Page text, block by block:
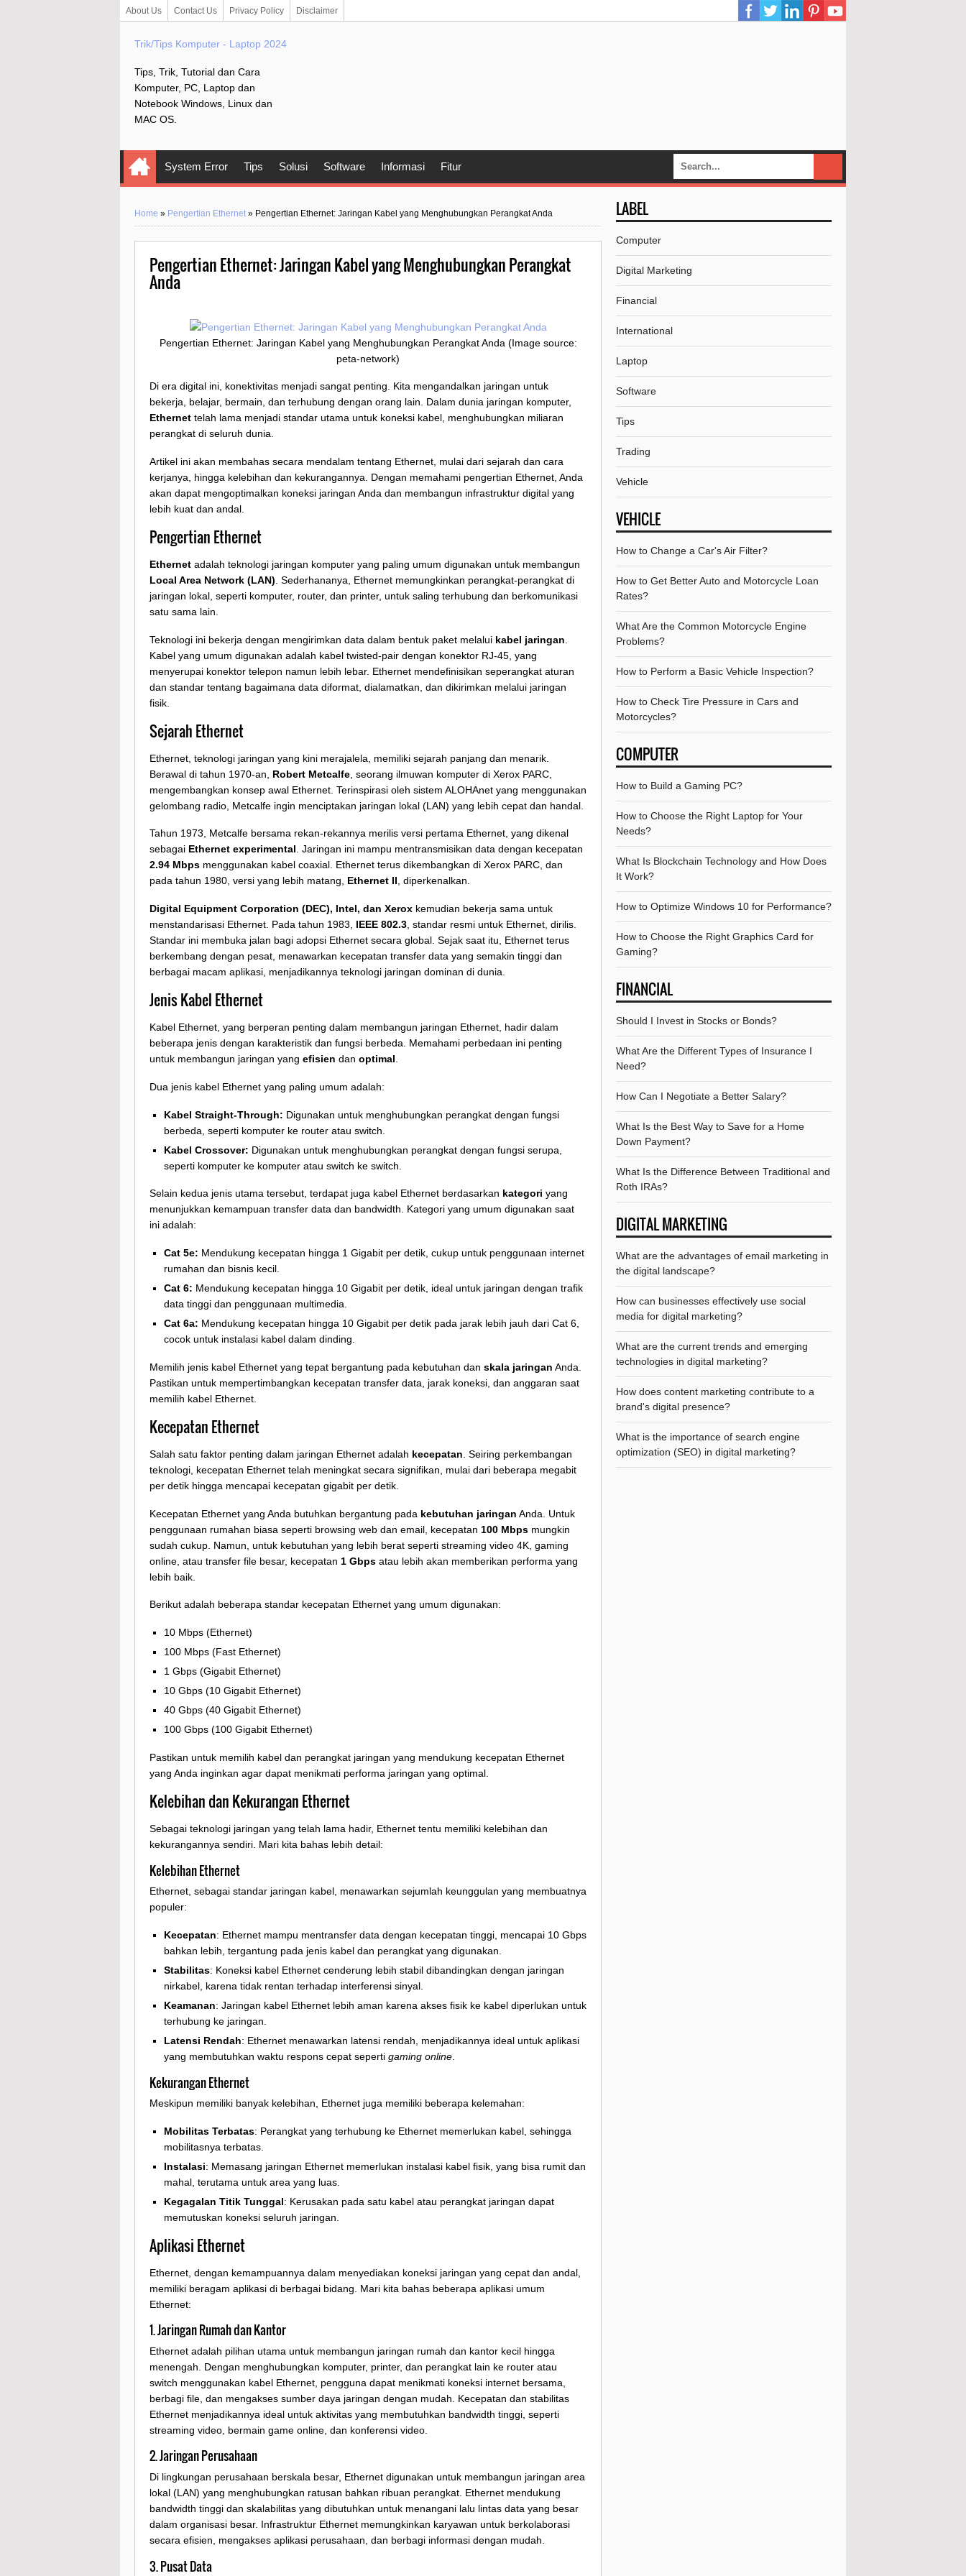
About Us Contact Us Privacy Policy Disclaimer
Trik/Tips Komputer - Laptop 2024
Tips, Trik, Tutorial dan Cara
Komputer, PC, Laptop dan
Notebook Windows, Linux dan
MAC OS.
System Error Tips Solusi Software Informasi Fitur
Home » Pengertian Ethernet » Pengertian Ethernet: Jaringan Kabel yang Menghubungkan Perangkat Anda
Pengertian Ethernet: Jaringan Kabel yang Menghubungkan Perangkat
Anda
Pengertian Ethernet: Jaringan Kabel yang Menghubungkan Perangkat Anda (Image source:
peta-network)
Di era digital ini, konektivitas menjadi sangat penting. Kita mengandalkan jaringan untuk
bekerja, belajar, bermain, dan terhubung dengan orang lain. Dalam dunia jaringan komputer,
Ethernet telah lama menjadi standar utama untuk koneksi kabel, menghubungkan miliaran
perangkat di seluruh dunia.
Artikel ini akan membahas secara mendalam tentang Ethernet, mulai dari sejarah dan cara
kerjanya, hingga kelebihan dan kekurangannya. Dengan memahami pengertian Ethernet, Anda
akan dapat mengoptimalkan koneksi jaringan Anda dan membangun infrastruktur digital yang
lebih kuat dan andal.
Pengertian Ethernet
Ethernet adalah teknologi jaringan komputer yang paling umum digunakan untuk membangun
Local Area Network (LAN) . Sederhananya, Ethernet memungkinkan perangkat-perangkat di
jaringan lokal, seperti komputer, router, dan printer, untuk saling terhubung dan berkomunikasi
satu sama lain.
Teknologi ini bekerja dengan mengirimkan data dalam bentuk paket melalui kabel jaringan
Kabel yang umum digunakan adalah kabel twisted-pair dengan konektor RJ-45, yang
menyerupai konektor telepon namun lebih lebar. Ethernet mendefinisikan seperangkat aturan
dan standar tentang bagaimana data diformat, dialamatkan, dan dikirimkan melalui jaringan
fisik.
Sejarah Ethernet
Ethernet, teknologi jaringan yang kini merajalela, memiliki sejarah panjang dan menarik.
Berawal di tahun 1970-an, Robert Metcalfe , seorang ilmuwan komputer di Xerox PARC,
mengembangkan konsep awal Ethernet. Terinspirasi oleh sistem ALOHAnet yang menggunakan
gelombang radio, Metcalfe ingin menciptakan jaringan lokal (LAN) yang lebih cepat dan handal.
Tahun 1973, Metcalfe bersama rekan-rekannya merilis versi pertama Ethernet, yang dikenal
sebagai Ethernet experimental. Jaringan ini mampu mentransmisikan data dengan kecepatan
2.94 Mbps menggunakan kabel coaxial. Ethernet terus dikembangkan di Xerox PARC, dan
pada tahun 1980, versi yang lebih matang, Ethernet II, diperkenalkan.
Digital Equipment Corporation (DEC), Intel, dan Xerox kemudian bekerja sama untuk
menstandarisasi Ethernet. Pada tahun 1983, IEEE 802.3 , standar resmi untuk Ethernet, dirilis.
Standar ini membuka jalan bagi adopsi Ethernet secara global. Sejak saat itu, Ethernet terus
berkembang dengan pesat, menawarkan kecepatan transfer data yang semakin tinggi dan
berbagai macam aplikasi, menjadikannya teknologi jaringan dominan di dunia.
Jenis Kabel Ethernet
Kabel Ethernet, yang berperan penting dalam membangun jaringan Ethernet, hadir dalam
beberapa jenis dengan karakteristik dan fungsi berbeda. Memahami perbedaan ini penting
untuk membangun jaringan yang efisien dan optimal
Dua jenis kabel Ethernet yang paling umum adalah:
Kabel Straight-Through: Digunakan untuk menghubungkan perangkat dengan fungsi
berbeda, seperti komputer ke router atau switch.
Kabel Crossover: Digunakan untuk menghubungkan perangkat dengan fungsi serupa,
seperti komputer ke komputer atau switch ke switch.
Selain kedua jenis utama tersebut, terdapat juga kabel Ethernet berdasarkan kategori yang
menunjukkan kemampuan transfer data dan bandwidth. Kategori yang umum digunakan saat
ini adalah:
Cat 5e: Mendukung kecepatan hingga 1 Gigabit per detik, cukup untuk penggunaan internet
rumahan dan bisnis kecil.
Cat 6: Mendukung kecepatan hingga 10 Gigabit per detik, ideal untuk jaringan dengan trafik
data tinggi dan penggunaan multimedia.
Cat 6a: Mendukung kecepatan hingga 10 Gigabit per detik pada jarak lebih jauh dari Cat 6,
cocok untuk instalasi kabel dalam dinding.
Memilih jenis kabel Ethernet yang tepat bergantung pada kebutuhan dan skala jaringan Anda.
Pastikan untuk mempertimbangkan kecepatan transfer data, jarak koneksi, dan anggaran saat
memilih kabel Ethernet.
Kecepatan Ethernet
Salah satu faktor penting dalam jaringan Ethernet adalah kecepatan . Seiring perkembangan
teknologi, kecepatan Ethernet telah meningkat secara signifikan, mulai dari beberapa megabit
per detik hingga mencapai kecepatan gigabit per detik.
Kecepatan Ethernet yang Anda butuhkan bergantung pada kebutuhan jaringan Anda. Untuk
penggunaan rumahan biasa seperti browsing web dan email, kecepatan 100 Mbps mungkin
sudah cukup. Namun, untuk kebutuhan yang lebih berat seperti streaming video 4K, gaming
online, atau transfer file besar, kecepatan 1 Gbps atau lebih akan memberikan performa yang
lebih baik.
Berikut adalah beberapa standar kecepatan Ethernet yang umum digunakan:
10 Mbps (Ethernet)
100 Mbps (Fast Ethernet)
1 Gbps (Gigabit Ethernet)
10 Gbps (10 Gigabit Ethernet)
40 Gbps (40 Gigabit Ethernet)
100 Gbps (100 Gigabit Ethernet)
Pastikan untuk memilih kabel dan perangkat jaringan yang mendukung kecepatan Ethernet
yang Anda inginkan agar dapat menikmati performa jaringan yang optimal.
Kelebihan dan Kekurangan Ethernet
Sebagai teknologi jaringan yang telah lama hadir, Ethernet tentu memiliki kelebihan dan
kekurangannya sendiri. Mari kita bahas lebih detail:
Kelebihan Ethernet
Ethernet, sebagai standar jaringan kabel, menawarkan sejumlah keunggulan yang membuatnya
populer:
Kecepatan: Ethernet mampu mentransfer data dengan kecepatan tinggi, mencapai 10 Gbps
bahkan lebih, tergantung pada jenis kabel dan perangkat yang digunakan.
Stabilitas: Koneksi kabel Ethernet cenderung lebih stabil dibandingkan dengan jaringan
nirkabel, karena tidak rentan terhadap interferensi sinyal.
Keamanan: Jaringan kabel Ethernet lebih aman karena akses fisik ke kabel diperlukan untuk
terhubung ke jaringan.
Latensi Rendah: Ethernet menawarkan latensi rendah, menjadikannya ideal untuk aplikasi
yang membutuhkan waktu respons cepat seperti gaming online
Kekurangan Ethernet
Meskipun memiliki banyak kelebihan, Ethernet juga memiliki beberapa kelemahan:
Mobilitas Terbatas: Perangkat yang terhubung ke Ethernet memerlukan kabel, sehingga
mobilitasnya terbatas.
Instalasi: Memasang jaringan Ethernet memerlukan instalasi kabel fisik, yang bisa rumit dan
mahal, terutama untuk area yang luas.
Kegagalan Titik Tunggal: Kerusakan pada satu kabel atau perangkat jaringan dapat
memutuskan koneksi seluruh jaringan.
Aplikasi Ethernet
Ethernet, dengan kemampuannya dalam menyediakan koneksi jaringan yang cepat dan andal,
memiliki beragam aplikasi di berbagai bidang. Mari kita bahas beberapa aplikasi umum
Ethernet:
1. Jaringan Rumah dan Kantor
Ethernet adalah pilihan utama untuk membangun jaringan rumah dan kantor kecil hingga
menengah. Dengan menghubungkan komputer, printer, dan perangkat lain ke router atau
switch menggunakan kabel Ethernet, pengguna dapat menikmati koneksi internet bersama,
berbagi file, dan mengakses sumber daya jaringan dengan mudah. Kecepatan dan stabilitas
Ethernet menjadikannya ideal untuk aktivitas yang membutuhkan bandwidth tinggi, seperti
streaming video, bermain game online, dan konferensi video.
2. Jaringan Perusahaan
Di lingkungan perusahaan berskala besar, Ethernet digunakan untuk membangun jaringan area
lokal (LAN) yang menghubungkan ratusan bahkan ribuan perangkat. Ethernet mendukung
bandwidth tinggi dan skalabilitas yang dibutuhkan untuk menangani lalu lintas data yang besar
dalam organisasi besar. Infrastruktur Ethernet memungkinkan karyawan untuk berkolaborasi
secara efisien, mengakses aplikasi perusahaan, dan berbagi informasi dengan mudah.
3. Pusat Data
LABEL
Computer
Digital Marketing
Financial
International
Laptop
Software
Tips
Trading
Vehicle
VEHICLE
How to Change a Car's Air Filter?
How to Get Better Auto and Motorcycle Loan
Rates?
What Are the Common Motorcycle Engine
Problems?
How to Perform a Basic Vehicle Inspection?
How to Check Tire Pressure in Cars and
Motorcycles?
COMPUTER
How to Build a Gaming PC?
How to Choose the Right Laptop for Your
Needs?
What Is Blockchain Technology and How Does
It Work?
How to Optimize Windows 10 for Performance?
How to Choose the Right Graphics Card for
Gaming?
FINANCIAL
Should I Invest in Stocks or Bonds?
What Are the Different Types of Insurance I
Need?
How Can I Negotiate a Better Salary?
What Is the Best Way to Save for a Home
Down Payment?
What Is the Difference Between Traditional and
Roth IRAs?
DIGITAL MARKETING
What are the advantages of email marketing in
the digital landscape?
How can businesses effectively use social
media for digital marketing?
What are the current trends and emerging
technologies in digital marketing?
How does content marketing contribute to a
brand's digital presence?
What is the importance of search engine
optimization (SEO) in digital marketing?